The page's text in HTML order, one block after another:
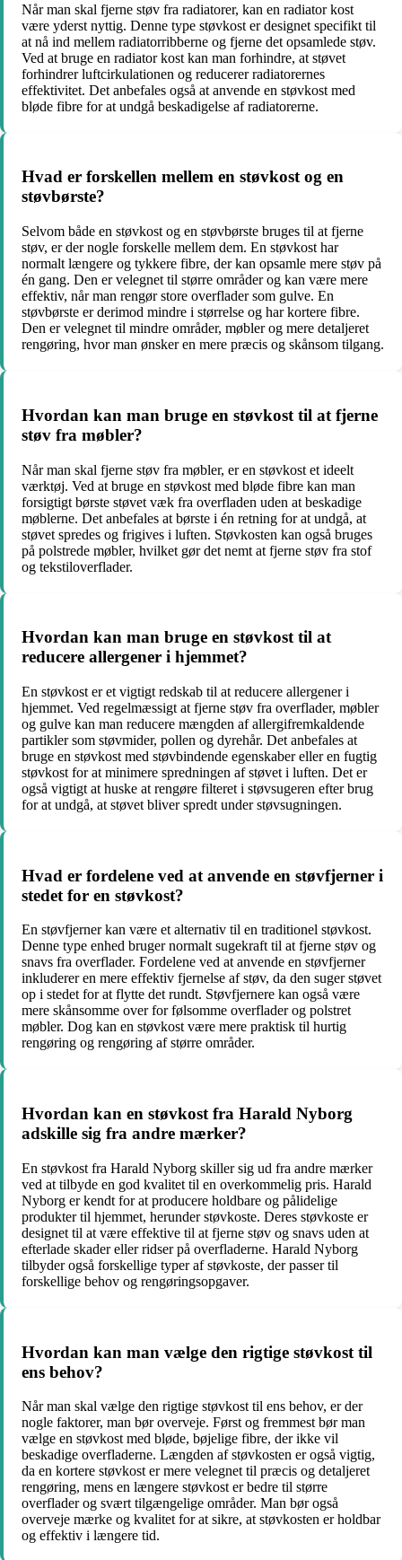
Når man skal fjerne støv fra radiatorer, kan en radiator kost
være yderst nyttig. Denne type støvkost er designet specifikt til
at nå ind mellem radiatorribberne og fjerne det opsamlede støv.
Ved at bruge en radiator kost kan man forhindre, at støvet
forhindrer luftcirkulationen og reducerer radiatorernes
effektivitet. Det anbefales også at anvende en støvkost med
bløde fibre for at undgå beskadigelse af radiatorerne.
Hvad er forskellen mellem en støvkost og en
støvbørste?
Selvom både en støvkost og en støvbørste bruges til at fjerne
støv, er der nogle forskelle mellem dem. En støvkost har
normalt længere og tykkere fibre, der kan opsamle mere støv på
én gang. Den er velegnet til større områder og kan være mere
effektiv, når man rengør store overflader som gulve. En
støvbørste er derimod mindre i størrelse og har kortere fibre.
Den er velegnet til mindre områder, møbler og mere detaljeret
rengøring, hvor man ønsker en mere præcis og skånsom tilgang.
Hvordan kan man bruge en støvkost til at fjerne
støv fra møbler?
Når man skal fjerne støv fra møbler, er en støvkost et ideelt
værktøj. Ved at bruge en støvkost med bløde fibre kan man
forsigtigt børste støvet væk fra overfladen uden at beskadige
møblerne. Det anbefales at børste i én retning for at undgå, at
støvet spredes og frigives i luften. Støvkosten kan også bruges
på polstrede møbler, hvilket gør det nemt at fjerne støv fra stof
og tekstiloverflader.
Hvordan kan man bruge en støvkost til at
reducere allergener i hjemmet?
En støvkost er et vigtigt redskab til at reducere allergener i
hjemmet. Ved regelmæssigt at fjerne støv fra overflader, møbler
og gulve kan man reducere mængden af allergifremkaldende
partikler som støvmider, pollen og dyrehår. Det anbefales at
bruge en støvkost med støvbindende egenskaber eller en fugtig
støvkost for at minimere spredningen af støvet i luften. Det er
også vigtigt at huske at rengøre filteret i støvsugeren efter brug
for at undgå, at støvet bliver spredt under støvsugningen.
Hvad er fordelene ved at anvende en støvfjerner i
stedet for en støvkost?
En støvfjerner kan være et alternativ til en traditionel støvkost.
Denne type enhed bruger normalt sugekraft til at fjerne støv og
snavs fra overflader. Fordelene ved at anvende en støvfjerner
inkluderer en mere effektiv fjernelse af støv, da den suger støvet
op i stedet for at flytte det rundt. Støvfjernere kan også være
mere skånsomme over for følsomme overflader og polstret
møbler. Dog kan en støvkost være mere praktisk til hurtig
rengøring og rengøring af større områder.
Hvordan kan en støvkost fra Harald Nyborg
adskille sig fra andre mærker?
En støvkost fra Harald Nyborg skiller sig ud fra andre mærker
ved at tilbyde en god kvalitet til en overkommelig pris. Harald
Nyborg er kendt for at producere holdbare og pålidelige
produkter til hjemmet, herunder støvkoste. Deres støvkoste er
designet til at være effektive til at fjerne støv og snavs uden at
efterlade skader eller ridser på overfladerne. Harald Nyborg
tilbyder også forskellige typer af støvkoste, der passer til
forskellige behov og rengøringsopgaver.
Hvordan kan man vælge den rigtige støvkost til
ens behov?
Når man skal vælge den rigtige støvkost til ens behov, er der
nogle faktorer, man bør overveje. Først og fremmest bør man
vælge en støvkost med bløde, bøjelige fibre, der ikke vil
beskadige overfladerne. Længden af støvkosten er også vigtig,
da en kortere støvkost er mere velegnet til præcis og detaljeret
rengøring, mens en længere støvkost er bedre til større
overflader og svært tilgængelige områder. Man bør også
overveje mærke og kvalitet for at sikre, at støvkosten er holdbar
og effektiv i længere tid.